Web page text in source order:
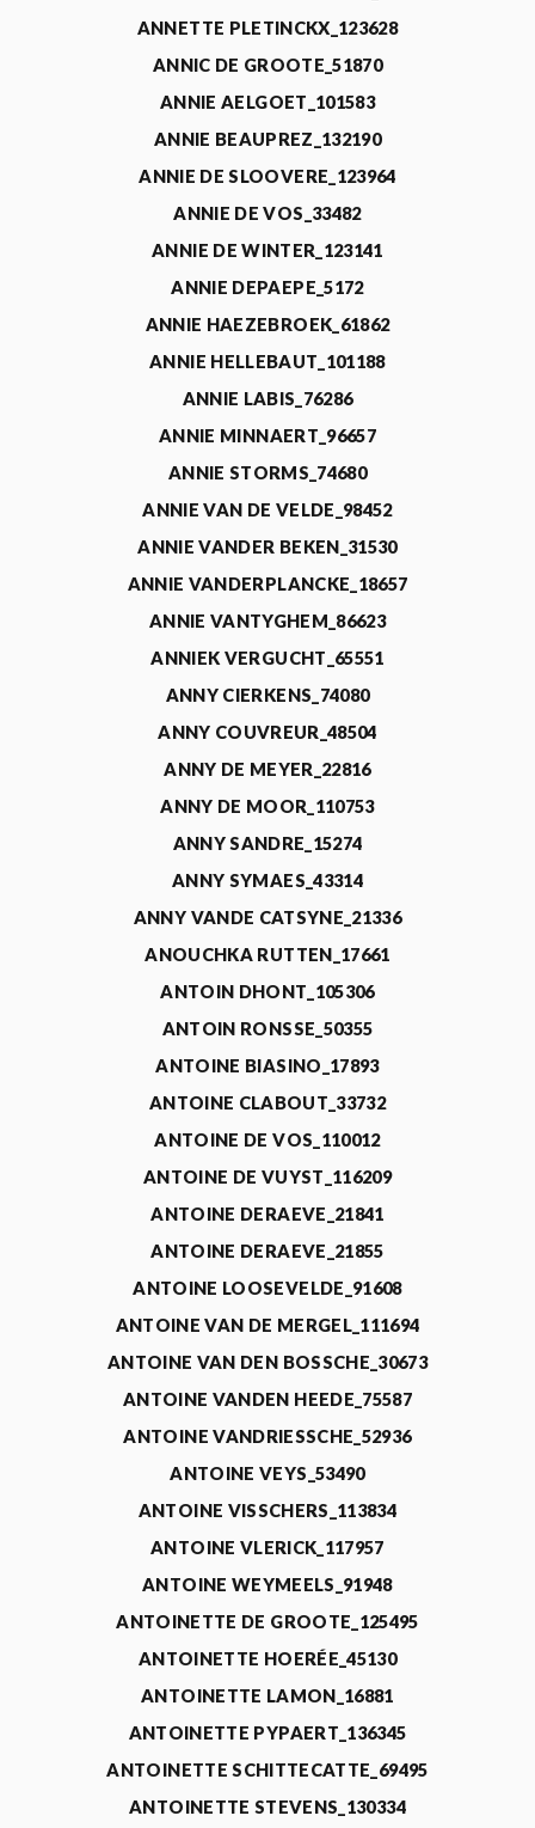
ANNETTE PLETINCKX_123628
ANNIC DE GROOTE_51870
ANNIE AELGOET_101583
ANNIE BEAUPREZ_132190
ANNIE DE SLOOVERE_123964
ANNIE DE VOS_33482
ANNIE DE WINTER_123141
ANNIE DEPAEPE_5172
ANNIE HAEZEBROEK_61862
ANNIE HELLEBAUT_101188
ANNIE LABIS_76286
ANNIE MINNAERT_96657
ANNIE STORMS_74680
ANNIE VAN DE VELDE_98452
ANNIE VANDER BEKEN_31530
ANNIE VANDERPLANCKE_18657
ANNIE VANTYGHEM_86623
ANNIEK VERGUCHT_65551
ANNY CIERKENS_74080
ANNY COUVREUR_48504
ANNY DE MEYER_22816
ANNY DE MOOR_110753
ANNY SANDRE_15274
ANNY SYMAES_43314
ANNY VANDE CATSYNE_21336
ANOUCHKA RUTTEN_17661
ANTOIN DHONT_105306
ANTOIN RONSSE_50355
ANTOINE BIASINO_17893
ANTOINE CLABOUT_33732
ANTOINE DE VOS_110012
ANTOINE DE VUYST_116209
ANTOINE DERAEVE_21841
ANTOINE DERAEVE_21855
ANTOINE LOOSEVELDE_91608
ANTOINE VAN DE MERGEL_111694
ANTOINE VAN DEN BOSSCHE_30673
ANTOINE VANDEN HEEDE_75587
ANTOINE VANDRIESSCHE_52936
ANTOINE VEYS_53490
ANTOINE VISSCHERS_113834
ANTOINE VLERICK_117957
ANTOINE WEYMEELS_91948
ANTOINETTE DE GROOTE_125495
ANTOINETTE HOERÉE_45130
ANTOINETTE LAMON_16881
ANTOINETTE PYPAERT_136345
ANTOINETTE SCHITTECATTE_69495
ANTOINETTE STEVENS_130334